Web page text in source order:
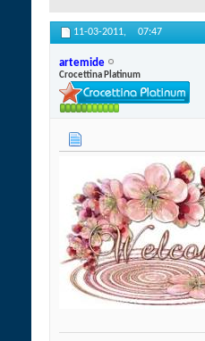
11-03-2011, 07:47
artemide
Crocettina Platinum